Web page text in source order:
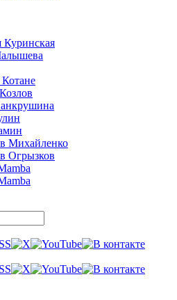
Куринская
Михайленко
Огрызков